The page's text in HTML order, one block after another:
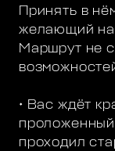
Принять в
желающий на
Маршрут не
• Вас ждёт
проходил